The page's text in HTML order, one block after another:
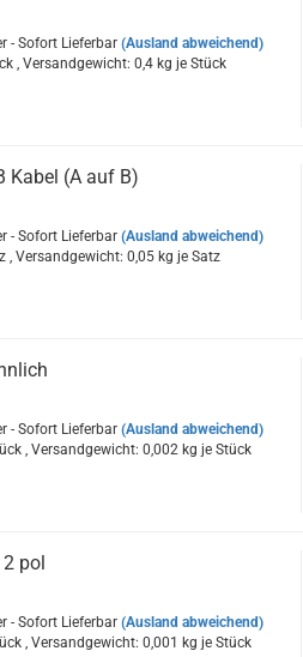
- Sofort Lieferbar (Ausland abweichend)
, Versandgewicht: 0,4 kg je Stück
Kabel (A auf B)
- Sofort Lieferbar (Ausland abweichend)
, Versandgewicht: 0,05 kg je Satz
- Sofort Lieferbar (Ausland abweichend)
, Versandgewicht: 0,002 kg je Stück
pol
- Sofort Lieferbar (Ausland abweichend)
, Versandgewicht: 0,001 kg je Stück